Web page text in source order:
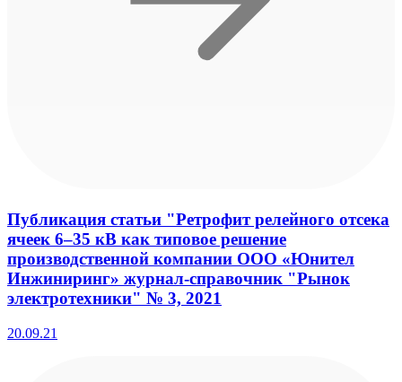
Публикация статьи "Ретрофит релейного отсека
ячеек 6–35 кВ как типовое решение
производственной компании ООО «Юнител
Инжиниринг» журнал-справочник "Рынок
электротехники" № 3, 2021
20.09.21